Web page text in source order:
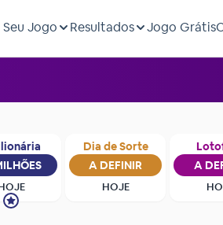
Jogo Resultados Jogo Grátis
Dia de Sorte
A DEFINIR
HOJE
A